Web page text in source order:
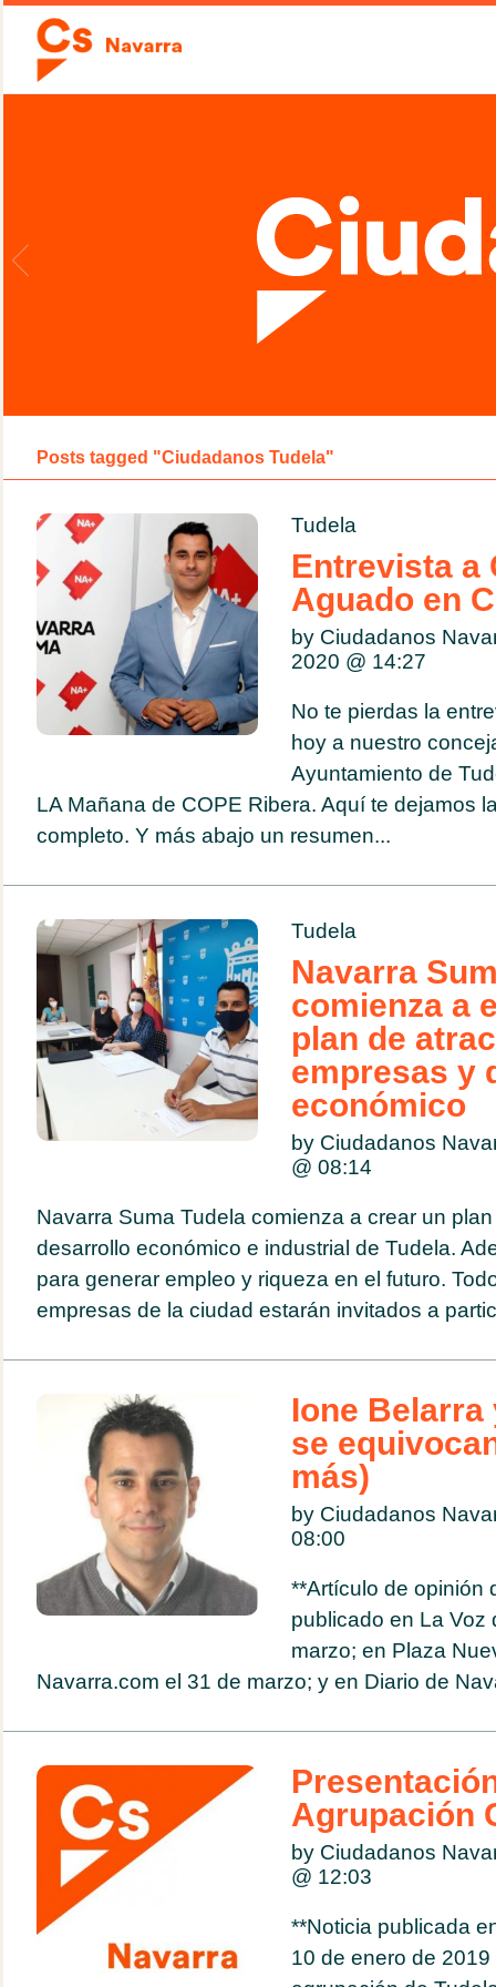
Posts tagged "Ciudadanos Tudela"
Tudela
Entrevista a
Aguado en
by Ciudadanos
2020 @ 14:27
No te pierdas la
hoy a nuestro
Ayuntamiento de
LA Mañana de COPE Ribera. Aquí te dejamos
completo. Y más abajo un resumen...
Tudela
Navarra
comienza a
plan de
empresas y
económico
by Ciudadanos
@ 08:14
Navarra Suma Tudela comienza a crear un
desarrollo económico e industrial de Tudela.
para generar empleo y riqueza en el futuro.
empresas de la ciudad estarán invitados a
Ione Belarra
se
más)
by Ciudadanos
08:00
**Artículo de opinión
publicado en La Voz
marzo; en Plaza
Navarra.com el 31 de marzo; y en Diario de
Agrupación
by Ciudadanos
@ 12:03
**Noticia publicada
10 de enero de